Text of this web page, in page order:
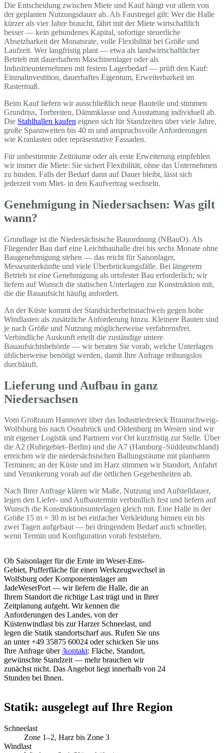
Die Entscheidung zwischen Miete und Kauf hängt vor allem von
der geplanten Nutzungsdauer ab. Als Faustregel gilt: Wer die Halle
kürzer als vier Jahre braucht, fährt mit der Miete wirtschaftlich
besser — kein gebundenes Kapital, sofortige steuerliche
Absetzbarkeit der Monatsrate, volle Flexibilität bei Größe und
Laufzeit. Wer langfristig plant — etwa als landwirtschaftlicher
Betrieb mit dauerhaftem Maschinenlager oder als
Industrieunternehmen mit festem Lagerbedarf — prüft den Kauf:
Einmalinvestition, dauerhaftes Eigentum, Erweiterbarkeit im
Rastermaß.
Beim Kauf liefern wir ausschließlich neue Bauteile und stimmen
Grundriss, Torbreiten, Dämmklasse und Ausstattung individuell ab.
Die Stahlhallen kaufen eignen sich für Standzeiten über viele Jahre,
große Spannweiten bis 40 m und anspruchsvolle Anforderungen
wie Kranlasten oder repräsentative Fassaden.
Für unbestimmte Zeiträume oder als erste Erweiterung empfehlen
wir immer die Miete: Sie sichert Flexibilität, ohne das Unternehmen
zu binden. Falls der Bedarf dann auf Dauer bleibt, lässt sich
jederzeit vom Miet- in den Kaufvertrag wechseln.
Genehmigung in Niedersachsen: Was gilt
wann?
Grundlage ist die Niedersächsische Bauordnung (NBauO). Als
Fliegender Bau darf eine Leichtbauhalle drei bis sechs Monate ohne
Baugenehmigung stehen — das reicht für Saisonlager,
Messeunterkünfte und viele Überbrückungsfälle. Bei längerem
Betrieb ist eine Genehmigung als ortsfester Bau erforderlich; wir
liefern auf Wunsch die statischen Unterlagen zur Konstruktion mit,
die die Bauaufsicht häufig anfordert.
An der Küste kommt der Standsicherheitsnachweis gegen hohe
Windlasten als zusätzliche Anforderung hinzu. Kleinere Bauten sind
je nach Größe und Nutzung möglicherweise verfahrensfrei.
Verbindliche Auskunft erteilt die zuständige untere
Bauaufsichtsbehörde — wir beraten Sie vorab, welche Unterlagen
üblicherweise benötigt werden, damit Ihre Anfrage reibungslos
durchläuft.
Lieferung und Aufbau in ganz
Niedersachsen
Vom Großraum Hannover über das Industriedreieck Braunschweig-
Wolfsburg bis nach Osnabrück und Oldenburg im Westen sind wir
mit eigener Logistik und Partnern vor Ort kurzfristig zur Stelle. Über
die A2 (Ruhrgebiet–Berlin) und die A7 (Hamburg–Süddeutschland)
erreichen wir die niedersächsischen Ballungsräume mit planbaren
Terminen; an der Küste und im Harz stimmen wir Standort, Anfahrt
und Verankerung vorab auf die örtlichen Gegebenheiten ab.
Nach Ihrer Anfrage klären wir Maße, Nutzung und Aufstelldauer,
legen den Liefer- und Aufbautermin verbindlich fest und liefern auf
Wunsch die Konstruktionsunterlagen gleich mit. Eine Halle in der
Größe 15 m × 30 m ist bei einfacher Verkleidung binnen ein bis
zwei Tagen aufgebaut — bei dringendem Bedarf auch schneller,
wenn Termin und Konfiguration vorab feststehen.
Ob Saisonlager für die Ernte im Weser-Ems-
Gebiet, Pufferfläche für einen Werkzeugwechsel in
Wolfsburg oder Komponentenlager am
JadeWeserPort — wir liefern die Halle, die an
Ihrem Standort die richtige Last trägt und in Ihrer
Zeitplanung aufgeht. Wir kennen die
Anforderungen des Landes, von der
Küstenwindlast bis zur Harzer Schneelast, und
legen die Statik standortscharf aus. Rufen Sie uns
an unter +49 35875 60024 oder schicken Sie uns
Ihre Anfrage über/kontakt: Fläche, Standort,
gewünschte Standzeit — mehr brauchen wir
zunächst nicht. Das Angebot liegt innerhalb von 24
Stunden bei Ihnen.
Statik: ausgelegt auf Ihre Region
Schneelast
Zone 1–2, Harz bis Zone 3
Windlast